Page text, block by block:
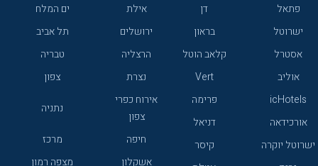
פתאל
דן
ישרוטל
בראון
אסטרל
קלאב הוטל
אוליב
Vert
icHotels
פרימה
אורכידאה
דניאל
ישרוטל יוקרה
קיסר
אילת
ים המלח
ירושלים
תל אביב
הרצליה
טבריה
נצרת
צפון
אירוח כפרי
צפון
נתניה
חיפה
מרכז
אשקלון
מצפה רמון